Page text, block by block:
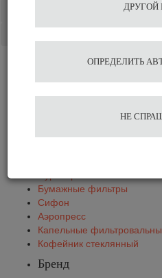
Пуроверы для
Бумажные фильтры
Сифон
Аэропресс
Капельные
Кофейник стеклянный
Бренд
ДРУГОЙ
ОПРЕДЕЛИТЬ
НЕ